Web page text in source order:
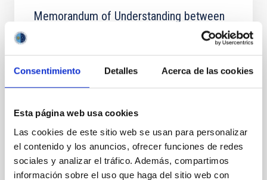
Consentimiento Detalles Acerca de las cookies
Esta página web usa cookies
Las cookies de este sitio web se usan para personalizar
el contenido y los anuncios, ofrecer funciones de redes
sociales y analizar el tráfico. Además, compartimos
información sobre el uso que haga del sitio web con
Memorandum of Understanding between
Consejería de Empleo,Industria y Turismo
Canarias on the design and development,
New Robotic Telescope
SOLO VERSIÓN EN INGLÉS.The purpose of this
Memorandum of Understanding is for the Parties to
deployment and operation of the NRT as a